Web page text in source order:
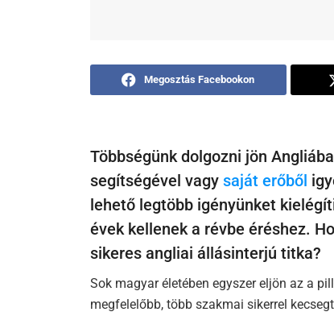
Megosztás Facebookon
Többségünk dolgozni jön
segítségével vagy saját erőből
lehető legtöbb igényünket
évek kellenek a révbe éréshez.
sikeres angliai állásinterjú titka?
Sok magyar életében egyszer eljön az a
megfelelőbb, több szakmai sikerrel